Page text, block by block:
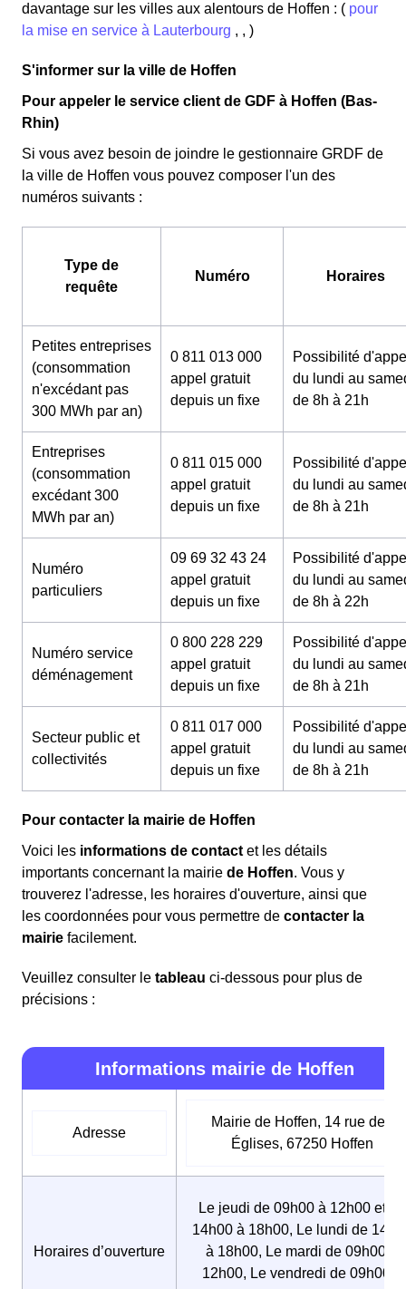
davantage sur les villes aux alentours de Hoffen : ( pour
la mise en service à Lauterbourg , , )
S'informer sur la ville de Hoffen
Pour appeler le service client de GDF à Hoffen (Bas-
Rhin)
Si vous avez besoin de joindre le gestionnaire GRDF de
la ville de Hoffen vous pouvez composer l'un des
numéros suivants :
Type de
requête
Numéro Horaires
Petites entreprises
(consommation
n'excédant pas
300 MWh par an)
0 811 013 000
appel gratuit
depuis un fixe
Possibilité
du lundi au
de 8h à 21h
Entreprises
(consommation
excédant 300
MWh par an)
0 811 015 000
appel gratuit
depuis un fixe
Possibilité
du lundi au
de 8h à 21h
Numéro
particuliers
09 69 32 43 24
appel gratuit
depuis un fixe
Possibilité
du lundi au
de 8h à 22h
Numéro service
déménagement
0 800 228 229
appel gratuit
depuis un fixe
Possibilité
du lundi au
de 8h à 21h
Secteur public et
collectivités
0 811 017 000
appel gratuit
depuis un fixe
Possibilité
du lundi au
de 8h à 21h
Pour contacter la mairie de Hoffen
Voici les informations de contact et les détails
importants concernant la mairie de Hoffen. Vous y
trouverez l'adresse, les horaires d'ouverture, ainsi que
les coordonnées pour vous permettre de contacter la
mairie facilement.
Veuillez consulter le tableau ci-dessous pour plus de
précisions :
Informations mairie de Hoffen
Adresse
Mairie de Hoffen, 14 rue des
Églises, 67250 Hoffen
Horaires d’ouverture
Le jeudi de 09h00 à 12h00 et de
14h00 à 18h00, Le lundi de
à 18h00, Le mardi de 09h00 à
12h00, Le vendredi de 09h00 à